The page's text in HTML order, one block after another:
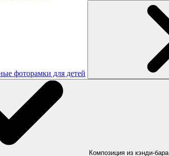
фоторамки для детей
Композиция из кэнди-бара